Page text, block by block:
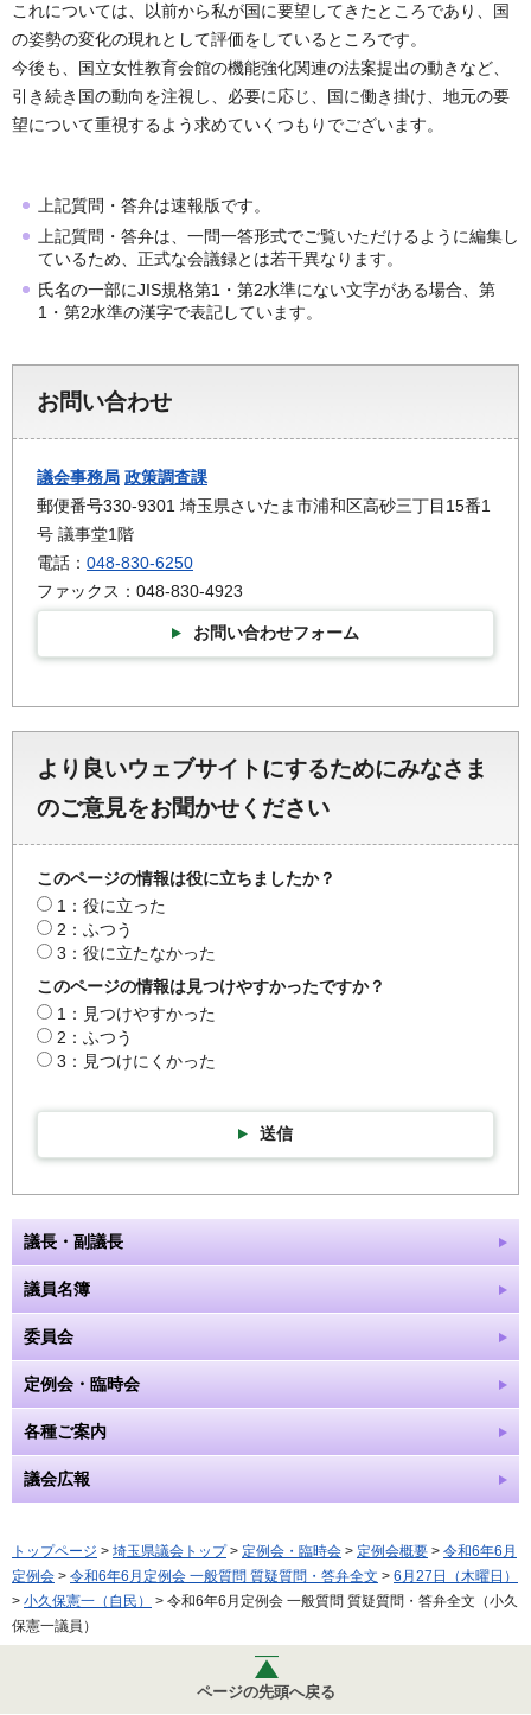
これについては、以前から私が国に要望してきたところであり、国
の姿勢の変化の現れとして評価をしているところです。
今後も、国立女性教育会館の機能強化関連の法案提出の動きなど、
引き続き国の動向を注視し、必要に応じ、国に働き掛け、地元の要
望について重視するよう求めていくつもりでございます。
上記質問・答弁は速報版です。
上記質問・答弁は、一問一答形式でご覧いただけるように編集し
ているため、正式な会議録とは若干異なります。
氏名の一部にJIS規格第1・第2水準にない文字がある場合、第
1・第2水準の漢字で表記しています。
お問い合わせ
議会事務局 政策調査課
郵便番号330-9301 埼玉県さいたま市浦和区高砂三丁目15番1
号 議事堂1階
電話： 048-830-6250
ファックス：048-830-4923
お問い合わせフォーム
より良いウェブサイトにするためにみなさま
のご意見をお聞かせください
このページの情報は役に立ちましたか？
1：役に立った
2：ふつう
3：役に立たなかった
このページの情報は見つけやすかったですか？
1：見つけやすかった
2：ふつう
3：見つけにくかった
送信
議長・副議長
議員名簿
委員会
定例会・臨時会
各種ご案内
議会広報
トップページ > 埼玉県議会トップ> 定例会・臨時会 > 定例会概要 > 令和6年6月
定例会 > 令和6年6月定例会 一般質問 質疑質問・答弁全文 > 6月27日（木曜日）
> 小久保憲一（自民）
> 令和6年6月定例会 一般質問 質疑質問・答弁全文（小久
保憲一議員）
ページの先頭へ戻る